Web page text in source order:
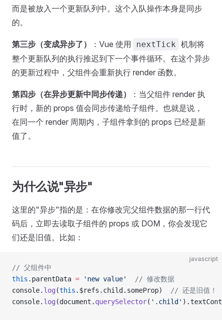
而是被放入一个更新队列中。这个入队操作本身是同步
的。
第三步（变成异步了） ：Vue 使用 nextTick 机制将
整个更新队列的执行推迟到下一个事件循环。在这个异步
的更新过程中，父组件会重新执行 render 函数。
第四步（在异步更新中同步传递）
：当父组件 render 执
行时，新的 props 值会同步传递给子组件。也就是说，
在同一个 render 周期内，子组件拿到的 props 已经是新
值了。
为什么说"异步"
这里的"异步"指的是：在你修改完父组件数据的那一行代
码后，立即去读取子组件的 props 或 DOM，你会发现它
们还是旧值。比如：
javascript
// 父组件中
this .parentData = 'new value'
  // 修改数据
console. log (this .$refs.child.someProp)
// 还是旧值！
console. log (document. querySelector( '.child'